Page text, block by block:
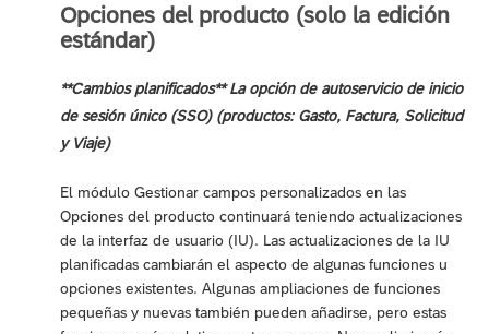
Opciones del producto (solo la edición
estándar)
**Cambios planificados** La opción de autoservicio de inicio
de sesión único (SSO) (productos: Gasto, Factura, Solicitud
y Viaje)
El módulo Gestionar campos personalizados en las
Opciones del producto continuará teniendo actualizaciones
de la interfaz de usuario (IU). Las actualizaciones de la IU
planificadas cambiarán el aspecto de algunas funciones u
opciones existentes. Algunas ampliaciones de funciones
pequeñas y nuevas también pueden añadirse, pero estas